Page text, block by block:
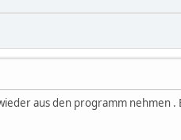
aus den programm nehmen .